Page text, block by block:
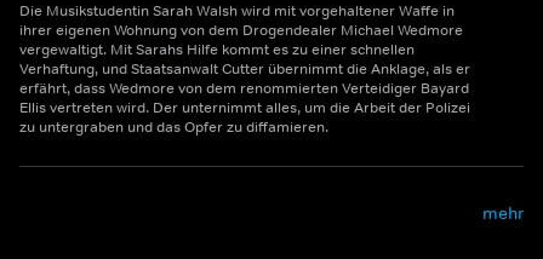
Die Musikstudentin Sarah Walsh wird mit vorgehaltener Waffe in
ihrer eigenen Wohnung von dem Drogendealer Michael Wedmore
vergewaltigt. Mit Sarahs Hilfe kommt es zu einer schnellen
Verhaftung, und Staatsanwalt Cutter übernimmt die Anklage, als er
erfährt, dass Wedmore von dem renommierten Verteidiger Bayard
Ellis vertreten wird. Der unternimmt alles, um die Arbeit der Polizei
zu untergraben und das Opfer zu diffamieren.
mehr